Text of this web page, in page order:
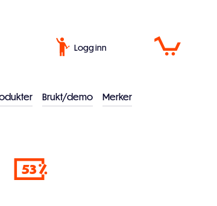
Logg inn
Brukt/demo Merker
53